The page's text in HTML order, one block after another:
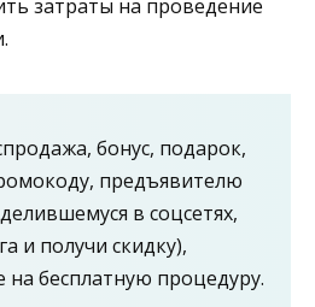
затраты на проведение
бонус, подарок,
предъявителю
в соцсетях,
и получи скидку),
на бесплатную процедуру.